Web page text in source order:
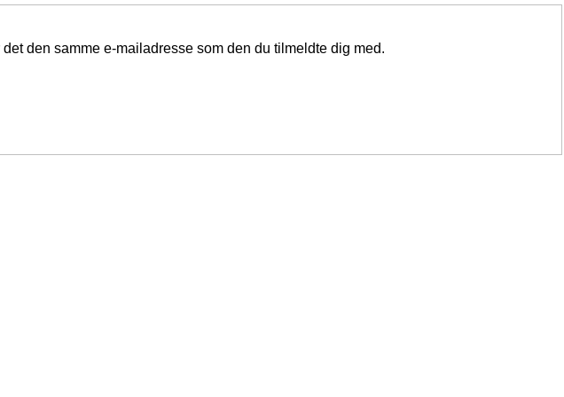
den samme e-mailadresse som den du tilmeldte dig med.